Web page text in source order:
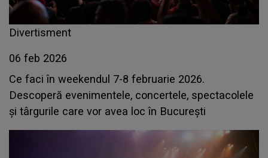
Divertisment
06 feb 2026
Ce faci în weekendul 7-8 februarie 2026.
Descoperă evenimentele, concertele, spectacolele
și târgurile care vor avea loc în București